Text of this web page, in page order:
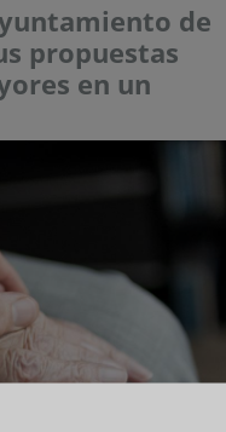
de
propuestas
en un